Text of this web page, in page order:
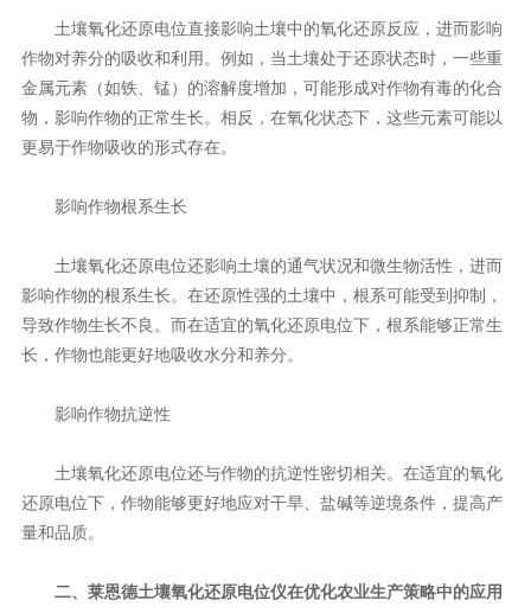
土壤氧化还原电位直接影响土壤中的氧化还原反应，进而影响
作物对养分的吸收和利用。例如，当土壤处于还原状态时，一些重
金属元素（如铁、锰）的溶解度增加，可能形成对作物有毒的化合
物，影响作物的正常生长。相反，在氧化状态下，这些元素可能以
更易于作物吸收的形式存在。
影响作物根系生长
土壤氧化还原电位还影响土壤的通气状况和微生物活性，进而
影响作物的根系生长。在还原性强的土壤中，根系可能受到抑制，
导致作物生长不良。而在适宜的氧化还原电位下，根系能够正常生
长，作物也能更好地吸收水分和养分。
影响作物抗逆性
土壤氧化还原电位还与作物的抗逆性密切相关。在适宜的氧化
还原电位下，作物能够更好地应对干旱、盐碱等逆境条件，提高产
量和品质。
二、莱恩德土壤氧化还原电位仪在优化农业生产策略中的应用